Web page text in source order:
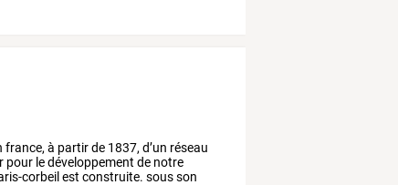
france, à partirde 1837, d’un réseau
pour ledéveloppement de notre
corbeil est construite. sousson